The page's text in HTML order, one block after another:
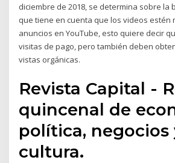
diciembre de 2018, se determina sobre la
que tiene en cuenta que los videos estén
anuncios en YouTube, esto quiere decir
visitas de pago, pero también deben
vistas orgánicas.
Revista Capital -
quincenal de
política, negocios
cultura.